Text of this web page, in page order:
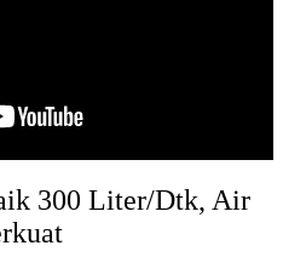
300 Liter/Dtk, Air